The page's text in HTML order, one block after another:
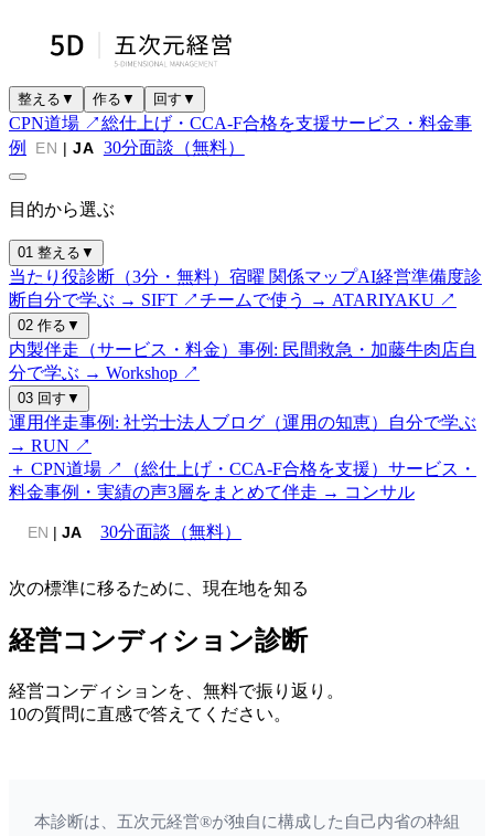
整える ▼ 作る ▼ 回す ▼
CPN道場 ↗総仕上げ・CCA-F合格を支援サービス・料金事
例
EN |JA 30分面談（無料）
目的から選ぶ
01 整える ▼
当たり役診断（3分・無料） 宿曜 関係マップAI経営準備度診
断自分で学ぶ → SIFT ↗チームで使う → ATARIYAKU ↗
02 作る ▼
内製伴走（サービス・料金） 事例: 民間救急・加藤牛肉店自
分で学ぶ → Workshop ↗
03 回す ▼
運用伴走事例: 社労士法人 ブログ（運用の知恵）
自分で学ぶ
→ RUN ↗
＋ CPN道場 ↗（総仕上げ・CCA-F合格を支援） サービス・
料金事例・実績の声3層をまとめて伴走 → コンサル
EN | JA 30分面談（無料）
次の標準に移るために、現在地を知る
経営コンディション診断
経営コンディションを、無料で振り返り。
10の質問に直感で答えてください。
本診断は、五次元経営®が独自に構成した自己内省の枠組